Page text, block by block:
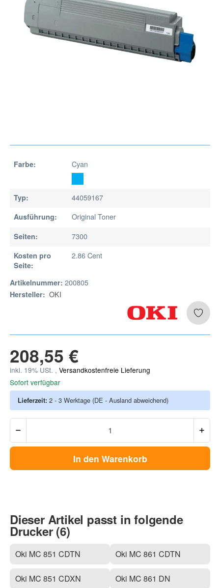
Farbe: Cyan
Typ: 44059167
Ausführung: Original Toner
Seiten: 7300
Kosten pro
Seite:
2.86 Cent
Artikelnummer: 200805
Hersteller: OKI
208,55 €
inkl. 19% USt. , Versandkostenfreie Lieferung
Sofort verfügbar
Lieferzeit: 2 - 3 Werktage (DE - Ausland abweichend)
In den Warenkorb
Dieser Artikel passt in folgende
Drucker (6)
Oki MC 851 CDTN
Oki MC 851 CDXN
Oki MC 861 CDTN
Oki MC 861 DN